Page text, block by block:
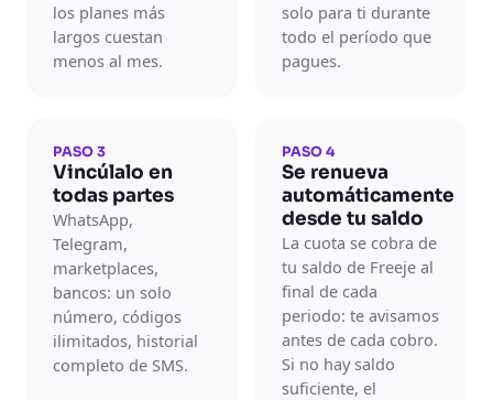
los planes más
largos cuestan
menos al mes.
solo para ti durante
todo el período que
pagues.
PASO 3
Vincúlalo en
todas partes
WhatsApp,
Telegram,
marketplaces,
bancos: un solo
número, códigos
ilimitados, historial
completo de SMS.
PASO 4
Se renueva
automáticamente
desde tu saldo
La cuota se cobra de
tu saldo de Freeje al
final de cada
periodo: te avisamos
antes de cada cobro.
Si no hay saldo
suficiente, el